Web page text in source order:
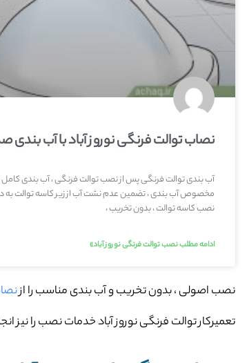
نصاب توالت فرنگی نوروز آباد با آب بندی
آب بندی توالت فرنگی پس از نصب توالت فرنگی ، آب بندی
مخصوص آب بندی ، تضمین عدم نشت آب از زیر کاسه توالت به
نصب کاسه توالت ، بدون تخریب ،
ادامه مطلب نصب توالت فرنگی نوروز آباد»
نصب اصولی ، بدون تخریب و آب بندی مناسب را از
تعمیرکار توالت فرنگی نوروز آباد خدمات نصب را نیز